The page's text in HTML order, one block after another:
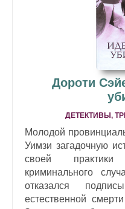
Дороти
ДЕТЕКТИВЫ,
Молодой
Уимзи загадочную
своей практики
криминального
отказался
естественной